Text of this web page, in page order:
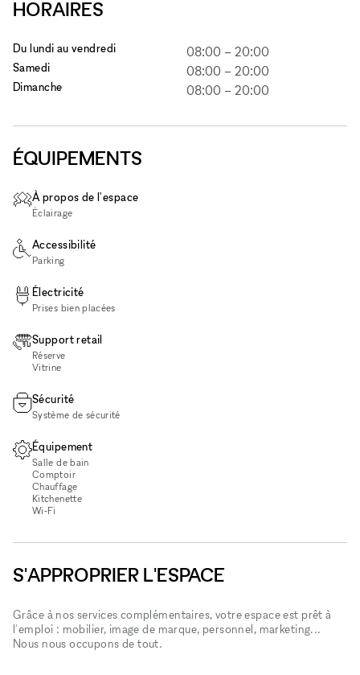
HORAIRES
Du lundi au vendredi 08:00 – 20:00
Samedi 08:00 – 20:00
Dimanche 08:00 – 20:00
ÉQUIPEMENTS
À propos de l'espace
Éclairage
Accessibilité
Parking
Électricité
Prises bien placées
Support retail
Réserve
Vitrine
Sécurité
Système de sécurité
Équipement
Salle de bain
Comptoir
Chauffage
Kitchenette
Wi‑Fi
S'APPROPRIER L'ESPACE
Grâce à nos services complémentaires, votre espace est prêt à
l'emploi : mobilier, image de marque, personnel, marketing...
Nous nous occupons de tout.